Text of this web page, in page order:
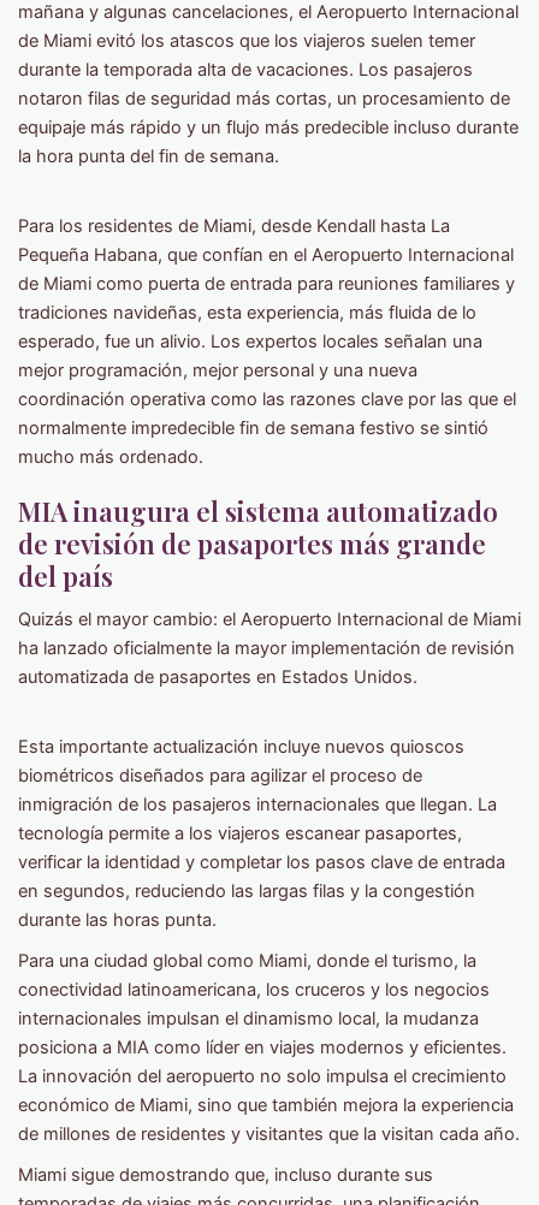
mañana y algunas cancelaciones, el Aeropuerto Internacional
de Miami evitó los atascos que los viajeros suelen temer
durante la temporada alta de vacaciones. Los pasajeros
notaron filas de seguridad más cortas, un procesamiento de
equipaje más rápido y un flujo más predecible incluso durante
la hora punta del fin de semana.
Para los residentes de Miami, desde Kendall hasta La
Pequeña Habana, que confían en el Aeropuerto Internacional
de Miami como puerta de entrada para reuniones familiares y
tradiciones navideñas, esta experiencia, más fluida de lo
esperado, fue un alivio. Los expertos locales señalan una
mejor programación, mejor personal y una nueva
coordinación operativa como las razones clave por las que el
normalmente impredecible fin de semana festivo se sintió
mucho más ordenado.
MIA inaugura el sistema automatizado
de revisión de pasaportes más grande
del país
Quizás el mayor cambio: el Aeropuerto Internacional de Miami
ha lanzado oficialmente la mayor implementación de revisión
automatizada de pasaportes en Estados Unidos.
Esta importante actualización incluye nuevos quioscos
biométricos diseñados para agilizar el proceso de
inmigración de los pasajeros internacionales que llegan. La
tecnología permite a los viajeros escanear pasaportes,
verificar la identidad y completar los pasos clave de entrada
en segundos, reduciendo las largas filas y la congestión
durante las horas punta.
Para una ciudad global como Miami, donde el turismo, la
conectividad latinoamericana, los cruceros y los negocios
internacionales impulsan el dinamismo local, la mudanza
posiciona a MIA como líder en viajes modernos y eficientes.
La innovación del aeropuerto no solo impulsa el crecimiento
económico de Miami, sino que también mejora la experiencia
de millones de residentes y visitantes que la visitan cada año.
Miami sigue demostrando que, incluso durante sus